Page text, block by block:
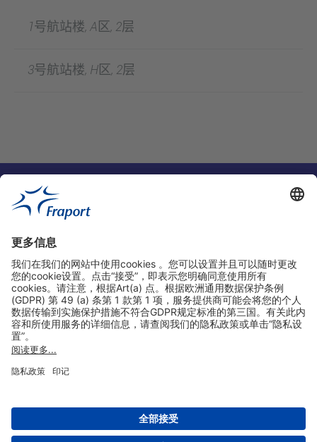
1号航站楼, A区, 2层
3号航站楼, H区, 2层
实用链接
购物&线上预定
关于我们
设置